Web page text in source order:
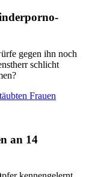
gegen ihn noch
schlicht
Frauen
an 14